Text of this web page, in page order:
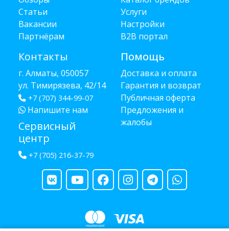
Статьи
Вакансии
Партнёрам
Контакты
г. Алматы, 050057
ул. Тимирязева, 42/14
+7 (707) 344-99-07
Напишите нам
Сервисный
центр
+7 (705) 216-37-79
Услуги
Настройки
B2B портал
Помощь
Доставка и оплата
Гарантия и возврат
Публичная оферта
Предложения и
жалобы